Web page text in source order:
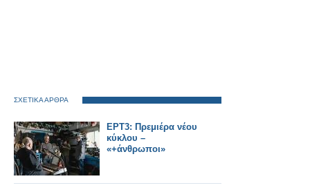
ΣΧΕΤΙΚΑ ΑΡΘΡΑ
ΕΡΤ3: Πρεμιέρα νέου
κύκλου –
«+άνθρωποι»